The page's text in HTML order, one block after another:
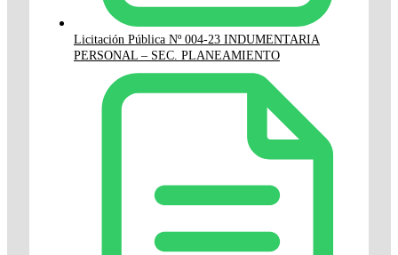
Licitación Pública Nº 004-23 INDUMENTARIA
PERSONAL – SEC. PLANEAMIENTO